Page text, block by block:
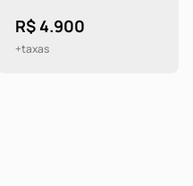
R$ 4.900
+taxas